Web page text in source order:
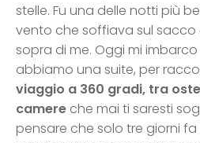
stelle. Fu una delle notti più
vento che soffiava sul sacco
sopra di me. Oggi mi
abbiamo una suite, per
viaggio a 360 gradi, tra
camere che mai ti saresti
pensare che solo tre giorni fa